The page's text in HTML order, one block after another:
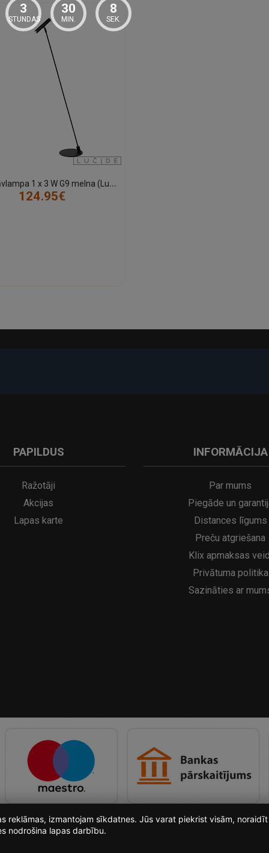
A
LEC stāvlampa 1 x 3 W G9 melna (Lucide)
124.95€
A
kumulatora LED galda lampa SERINA Mini Ø80×200 mm..
29.95€ 21.95€
PAPILDUS
Ražotāji
Akcijas
Lapas karte
INFORMĀCIJA
Par mums
Piegāde un
Distances līgums
Preču atgriešana
Klix apmaksas
Privātuma politika
Sazināties ar
3
STUNDAS
30
MIN.
7
SEK.
reklāmas, izmantojam sīkdatnes. Jūs varat piekrist visām,
nodrošina lapas darbību.